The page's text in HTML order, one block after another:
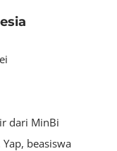
dari MinBi
beasiswa